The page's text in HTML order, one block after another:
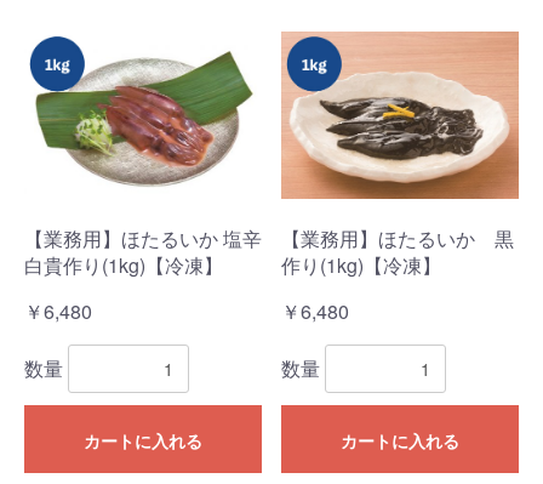
【業務用】ほたるいか 塩辛
白貴作り(1kg)【冷凍】
￥6,480
数量
カートに入れる
【業務用】ほたるいか 黒
作り(1kg)【冷凍】
￥6,480
数量
カートに入れる